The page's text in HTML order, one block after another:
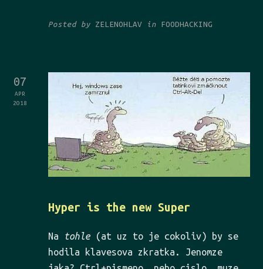
bo te l
Posted by ZELENOHLAV in FOODHACKING
07
APR
2018
Hyper is the new Super
Na tohle (at uz to je cokoliv) by se
hodila klavesova zkratka. Jenomze